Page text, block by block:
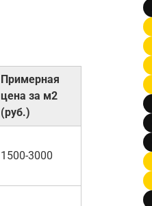
Примерная
цена за м2
(руб.)
1500-3000